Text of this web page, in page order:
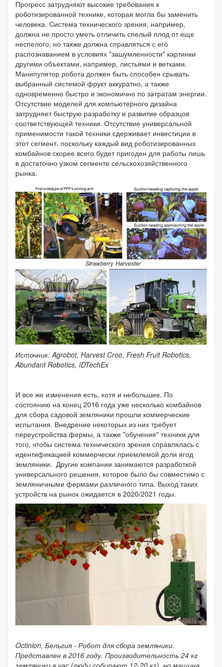
Прогресс затрудняют высокие требования к
роботизированной технике, которая могла бы заменить
человека. Система технического зрения, например,
должна не просто уметь отличить спелый плод от еще
неспелого, но также должна справляться с его
распознаванием в условиях "зашумленности" картинки
другими объектами, например, листьями и ветками.
Манипулятор робота должен быть способен срывать
выбранный системой фрукт аккуратно, а также
одновременно быстро и экономично по затратам энергии.
Отсутствие моделей для компьютерного дизайна
затрудняет быструю разработку и развитие образцов
соответствующей техники. Отсутствие универсальной
применимости такой техники сдерживает инвестиции в
этот сегмент, поскольку каждый вид роботизированных
комбайнов скорее всего будет пригоден для работы лишь
в достаточно узком сегменте сельскохозяйственного
рынка.
Источник: Agrobot, Harvest Croo, Fresh Fruit Robotics,
Abundant Robotics, IDTechEx
И все же изменения есть, хотя и небольшие. По
состоянию на конец 2016 года уже несколько комбайнов
для сбора садовой земляники прошли коммерческие
испытания. Внедрение некоторых из них требует
переустройства фермы, а также "обучения" техники для
того, чтобы система технического зрения справлялась с
идентификацией коммерчески приемлемой доли ягод
земляники. Другие компании занимаются разработкой
универсального решения, которое было бы совместимо с
земляничными фермами различного типа. Выход таких
устройств на рынок ожидается в 2020/2021 годы.
Octinion, Бельгия - Робот для сбора земляники.
Представлен в 2016 году. Производительность 24 кг
земляники в час (люди собирают 12-20 кг), но машина